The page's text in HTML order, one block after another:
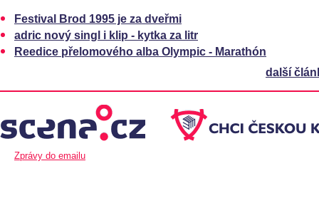
Festival Brod 1995 je za dveřmi
adric nový singl i klip - kytka za litr
Reedice přelomového alba Olympic - Marathón
další
Zprávy do emailu